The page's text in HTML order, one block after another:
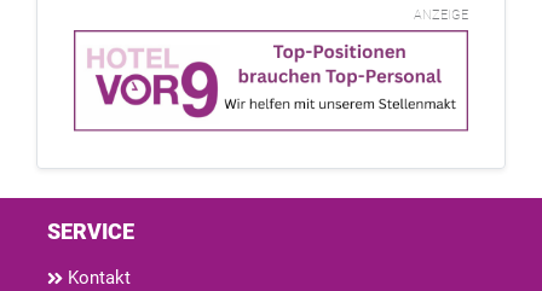
ANZEIGE
SERVICE
Kontakt